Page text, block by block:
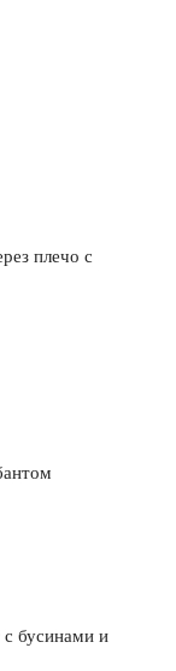
плечо с
с бусинами и